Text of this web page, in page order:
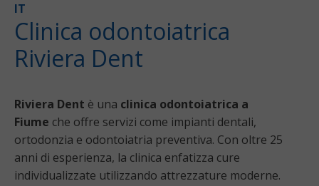
IT
Clinica odontoiatrica
Riviera Dent
Riviera Dent è una clinica odontoiatrica a
Fiume che offre servizi come impianti dentali,
ortodonzia e odontoiatria preventiva. Con oltre 25
anni di esperienza, la clinica enfatizza cure
individualizzate utilizzando attrezzature moderne.